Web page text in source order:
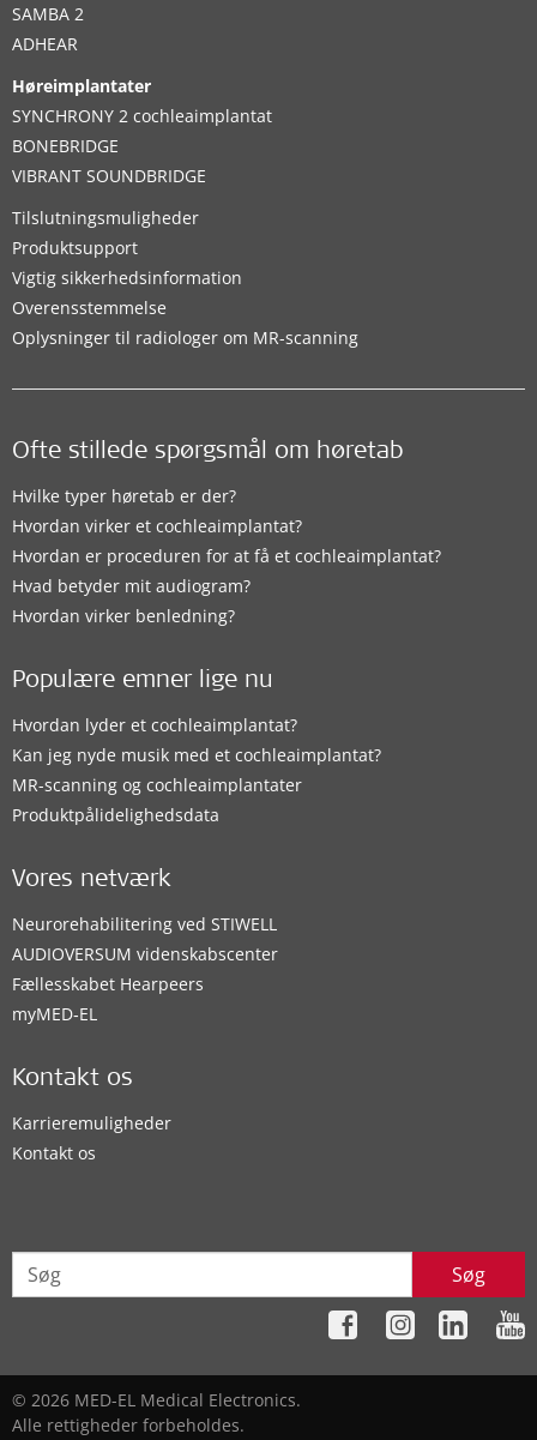
SAMBA 2
ADHEAR
Høreimplantater
SYNCHRONY 2 cochleaimplantat
BONEBRIDGE
VIBRANT SOUNDBRIDGE
Tilslutningsmuligheder
Produktsupport
Vigtig sikkerhedsinformation
Overensstemmelse
Oplysninger til radiologer om MR-scanning
Ofte stillede spørgsmål om høretab
Hvilke typer høretab er der?
Hvordan virker et cochleaimplantat?
Hvordan er proceduren for at få et cochleaimplantat?
Hvad betyder mit audiogram?
Hvordan virker benledning?
Populære emner lige nu
Hvordan lyder et cochleaimplantat?
Kan jeg nyde musik med et cochleaimplantat?
MR-scanning og cochleaimplantater
Produktpålidelighedsdata
Vores netværk
Neurorehabilitering ved STIWELL
AUDIOVERSUM videnskabscenter
Fællesskabet Hearpeers
myMED‑EL
Kontakt os
Karrieremuligheder
Kontakt os
Søg
© 2026 MED-EL Medical Electronics.
Alle rettigheder forbeholdes.